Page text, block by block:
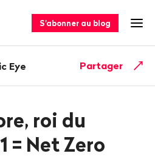
S'abonner au blog
Eye Partager
roi du
= Net Zero